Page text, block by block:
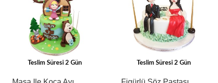
Teslim Süresi 2 Gün Teslim Süresi 2 Gün